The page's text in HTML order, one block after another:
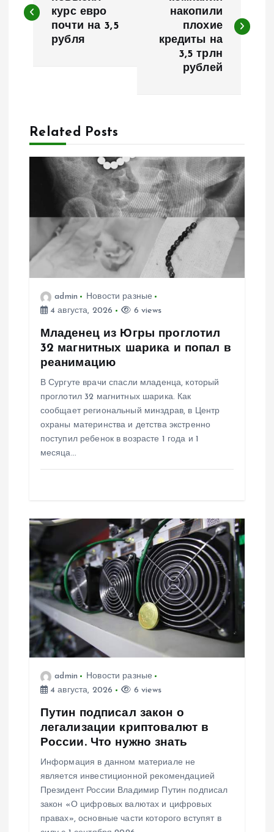
а
ц
я
о
курс евро
почти на 3,5
рубля
накопили
плохие
кредиты на
3,5 трлн
рублей
Related Posts
admin
Новости разные
4 августа, 2026
6 views
Младенец из Югры проглотил
32 магнитных шарика и попал в
реанимацию
В Сургуте врачи спасли младенца, который
проглотил 32 магнитных шарика. Как
сообщает региональный минздрав, в Центр
охраны материнства и детства экстренно
поступил ребенок в возрасте 1 года и 1
месяца…
admin
Новости разные
4 августа, 2026
6 views
Путин подписал закон о
легализации криптовалют в
России. Что нужно знать
Информация в данном материале не
является инвестиционной рекомендацией
Президент России Владимир Путин подписал
закон «О цифровых валютах и цифровых
правах», основные части которого вступят в